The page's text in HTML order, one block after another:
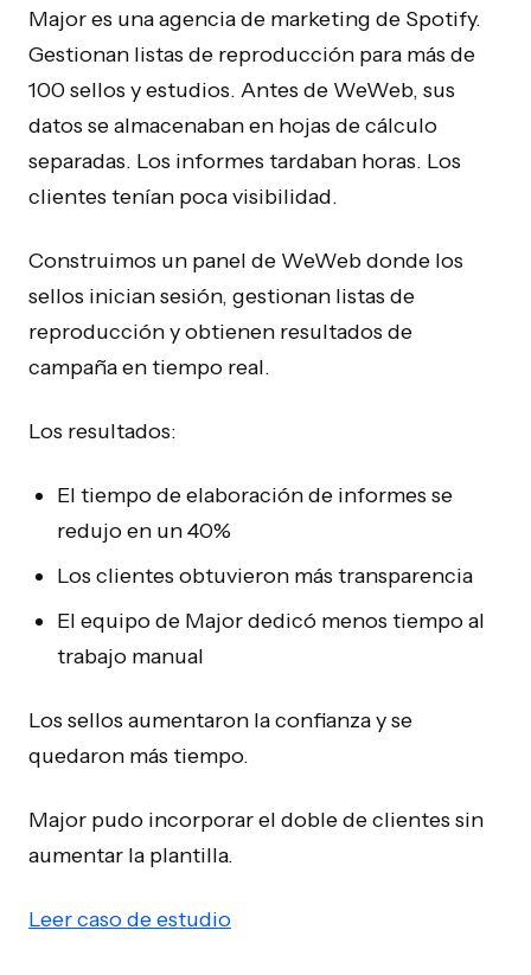
Major es una agencia de marketing de Spotify.
Gestionan listas de reproducción para más de
100 sellos y estudios. Antes de WeWeb, sus
datos se almacenaban en hojas de cálculo
separadas. Los informes tardaban horas. Los
clientes tenían poca visibilidad.
Construimos un panel de WeWeb donde los
sellos inician sesión, gestionan listas de
reproducción y obtienen resultados de
campaña en tiempo real.
Los resultados:
El tiempo de elaboración de informes se
redujo en un 40%
Los clientes obtuvieron más transparencia
El equipo de Major dedicó menos tiempo al
trabajo manual
Los sellos aumentaron la confianza y se
quedaron más tiempo.
Major pudo incorporar el doble de clientes sin
aumentar la plantilla.
Leer caso de estudio